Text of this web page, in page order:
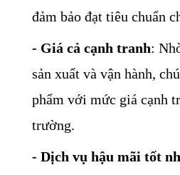
đảm bảo đạt tiêu chuẩn
- Giá cả cạnh tranh:
sản xuất và vận hành,
phẩm với mức giá cạnh
trường.
- Dịch vụ hậu mãi tốt